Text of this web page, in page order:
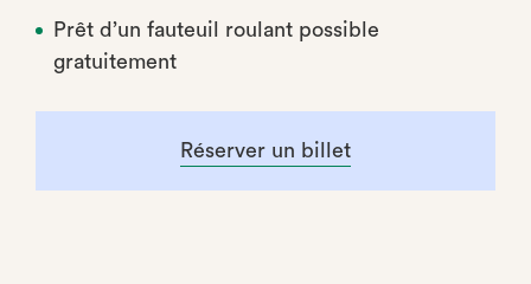
Prêt d’un fauteuil roulant possible
gratuitement
Réserver un billet